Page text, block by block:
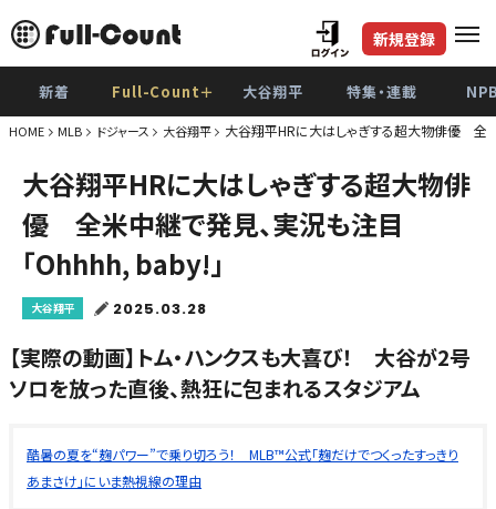
新規登録
新着 Full-Count＋ 大谷翔平 特集・連載
HOME MLB ドジャース 大谷翔平 大谷翔平HRに大はしゃぎする超大物俳優 全
大谷翔平HRに大はしゃぎする超大物俳
優 全米中継で発見、実況も注目
「Ohhhh, baby!」
大谷翔平 2025.03.28
【実際の動画】トム・ハンクスも大喜び！ 大谷が2号
ソロを放った直後、熱狂に包まれるスタジアム
酷暑の夏を“麹パワー”で乗り切ろう！ MLB™公式「麹だけでつくったすっきり
あまさけ」にいま熱視線の理由